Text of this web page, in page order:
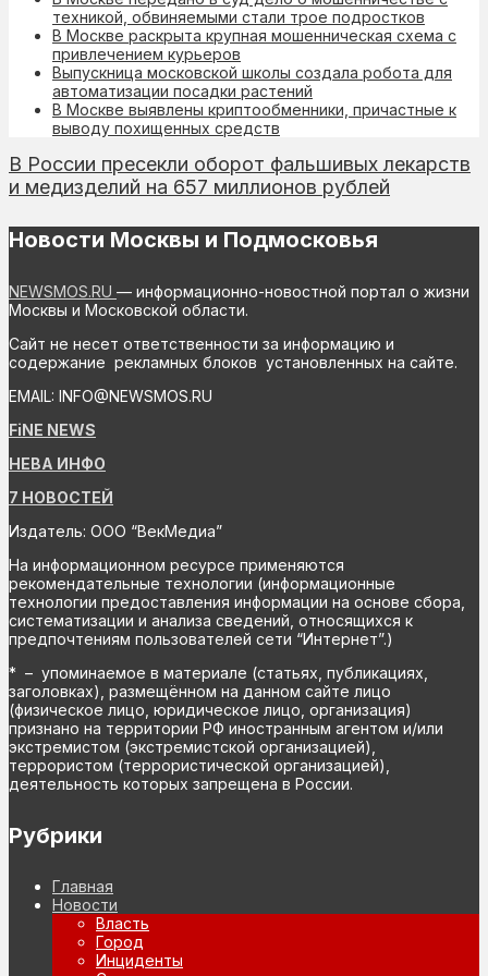
техникой, обвиняемыми стали трое подростков
В Москве раскрыта крупная мошенническая схема с
привлечением курьеров
Выпускница московской школы создала робота для
автоматизации посадки растений
В Москве выявлены криптообменники, причастные к
выводу похищенных средств
В России пресекли оборот фальшивых лекарств
и медизделий на 657 миллионов рублей
Новости Москвы и Подмосковья
NEWSMOS.RU — информационно-новостной портал о жизни
Москвы и Московской области.
Сайт не несет ответственности за информацию и
содержание рекламных блоков установленных на сайте.
EMAIL: INFO@NEWSMOS.RU
FiNE NEWS
НЕВА ИНФО
7 НОВОСТЕЙ
Издатель: ООО “ВекМедиа”
На информационном ресурсе применяются
рекомендательные технологии (информационные
технологии предоставления информации на основе сбора,
систематизации и анализа сведений, относящихся к
предпочтениям пользователей сети “Интернет”.)
* – упоминаемое в материале (статьях, публикациях,
заголовках), размещённом на данном сайте лицо
(физическое лицо, юридическое лицо, организация)
признано на территории РФ иностранным агентом и/или
экстремистом (экстремистской организацией),
террористом (террористической организацией),
деятельность которых запрещена в России.
Рубрики
Главная
Новости
Власть
Город
Инциденты